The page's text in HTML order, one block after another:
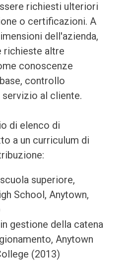
richiesti ulteriori
o certificazioni. A
dell'azienda,
richieste altre
conoscenze
controllo
al cliente.
di elenco di
a un curriculum di
superiore,
School, Anytown,
gestione della catena
Anytown
(2013)